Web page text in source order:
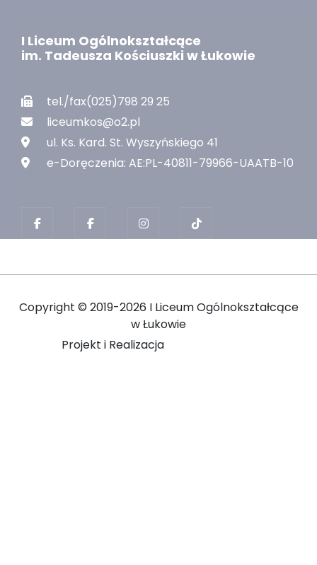
I Liceum Ogólnokształcące
im. Tadeusza Kościuszki w Łukowie
tel./fax(025)798 29 25
liceumkos@o2.pl
ul. Ks. Kard. St. Wyszyńskiego 41
e-Doręczenia: AE:PL-40811-79966-UAATB-10
Copyright © 2019-2026 I Liceum Ogólnokształcące
w Łukowie
Projekt i Realizacja